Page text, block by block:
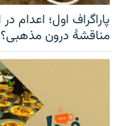
پاراگراف اول؛ اعدام
مناقشهٔ درون مذهبی؟